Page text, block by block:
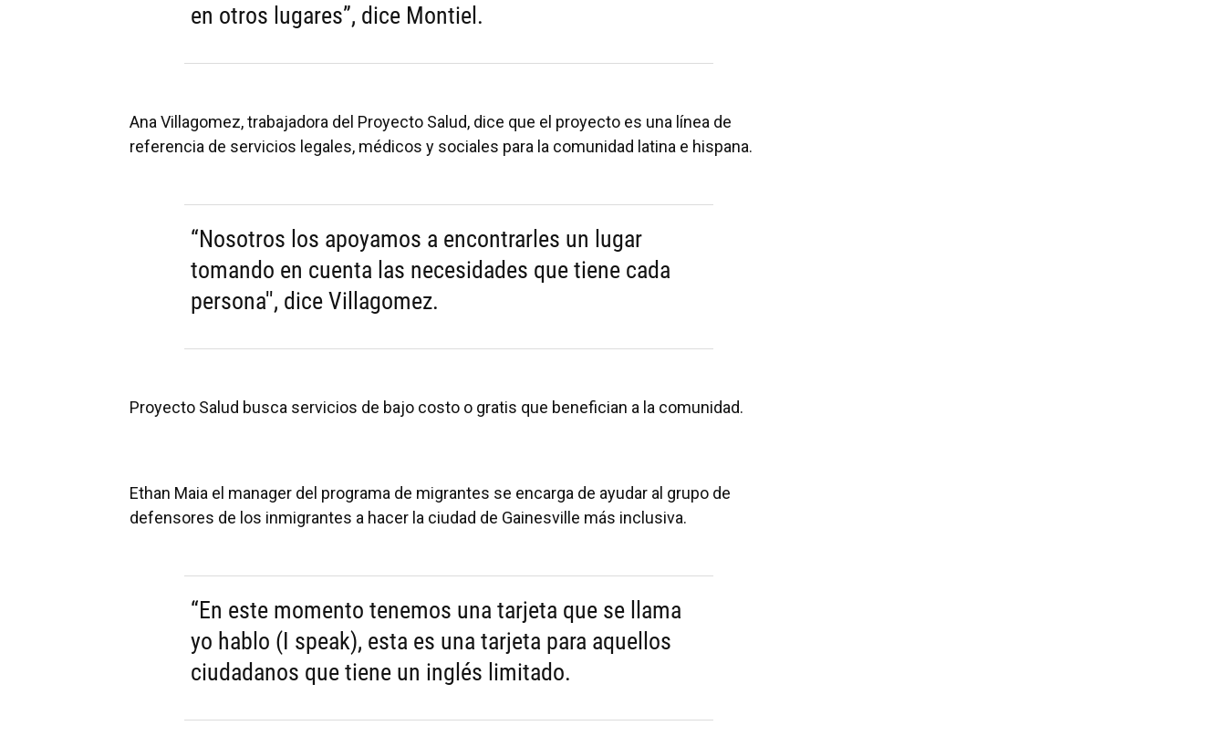
en otros lugares”, dice Montiel.
Ana Villagomez, trabajadora del Proyecto Salud, dice que el proyecto es una línea de
referencia de servicios legales, médicos y sociales para la comunidad latina e hispana.
“Nosotros los apoyamos a encontrarles un lugar
tomando en cuenta las necesidades que tiene cada
persona'', dice Villagomez.
Proyecto Salud busca servicios de bajo costo o gratis que benefician a la comunidad.
Ethan Maia el manager del programa de migrantes se encarga de ayudar al grupo de
defensores de los inmigrantes a hacer la ciudad de Gainesville más inclusiva.
“En este momento tenemos una tarjeta que se llama
yo hablo (I speak), esta es una tarjeta para aquellos
ciudadanos que tiene un inglés limitado.